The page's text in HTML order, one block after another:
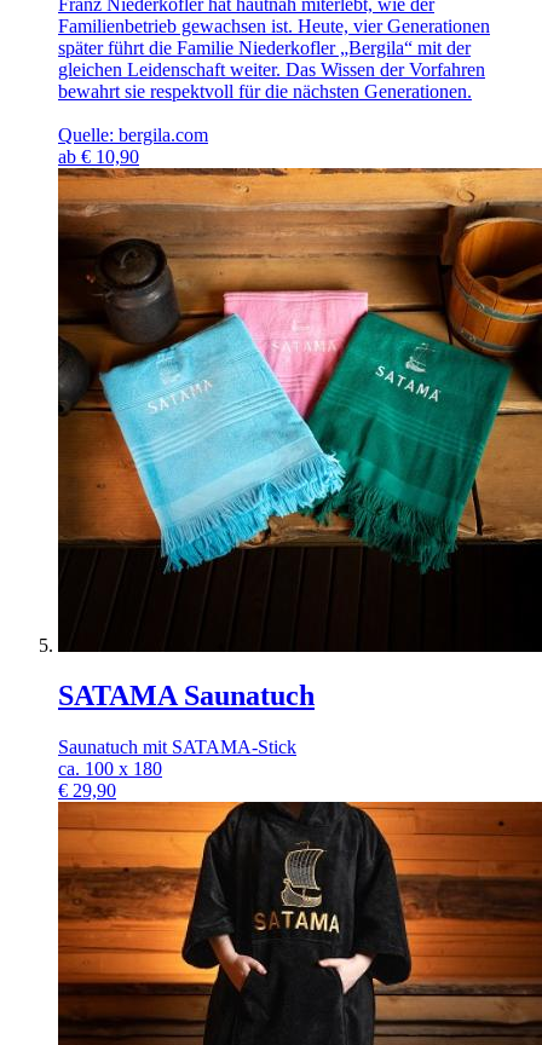
Familienbetrieb gewachsen ist. Heute, vier Generationen
später führt die Familie Niederkofler „Bergila“ mit der
gleichen Leidenschaft weiter. Das Wissen der Vorfahren
bewahrt sie respektvoll für die nächsten Generationen.
Quelle: bergila.com
ab € 10,90
SATAMA Saunatuch
Saunatuch mit SATAMA-Stick
ca. 100 x 180
€ 29,90